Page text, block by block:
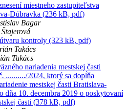
miestneho zastupiteľstva
Dúbravka (236 kB, pdf)
Bagar
kontroly (323 kB, pdf)
Takács
Takács
nariadenia mestskej časti
........../2024, ktorý sa dopĺňa
mestskej časti Bratislava-
dňa 10. decembra 2019 o poskytovaní
časti (378 kB, pdf)